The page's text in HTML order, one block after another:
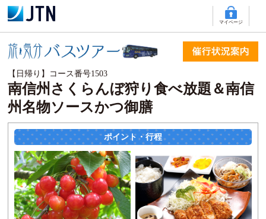
マイページ
【日帰り】コース番号1503
南信州さくらんぼ狩り食べ放題＆南信
州名物ソースかつ御膳
ポイント・行程